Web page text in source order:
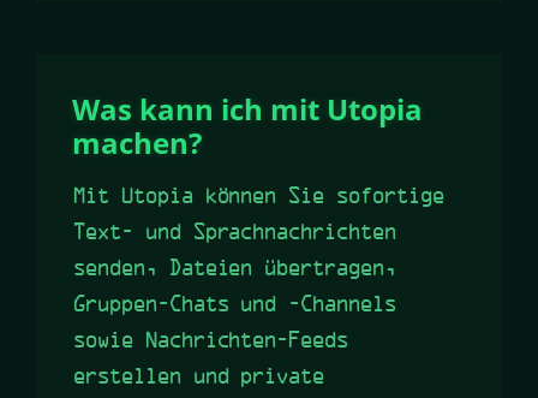
Was kann ich mit Utopia
machen?
Mit Utopia können Sie sofortige
Text- und Sprachnachrichten
senden, Dateien übertragen,
Gruppen-Chats und -Channels
sowie Nachrichten-Feeds
erstellen und private